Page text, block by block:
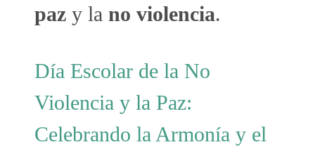
paz y la no violencia.
Día Escolar de la No
Violencia y la Paz:
Celebrando la Armonía y el